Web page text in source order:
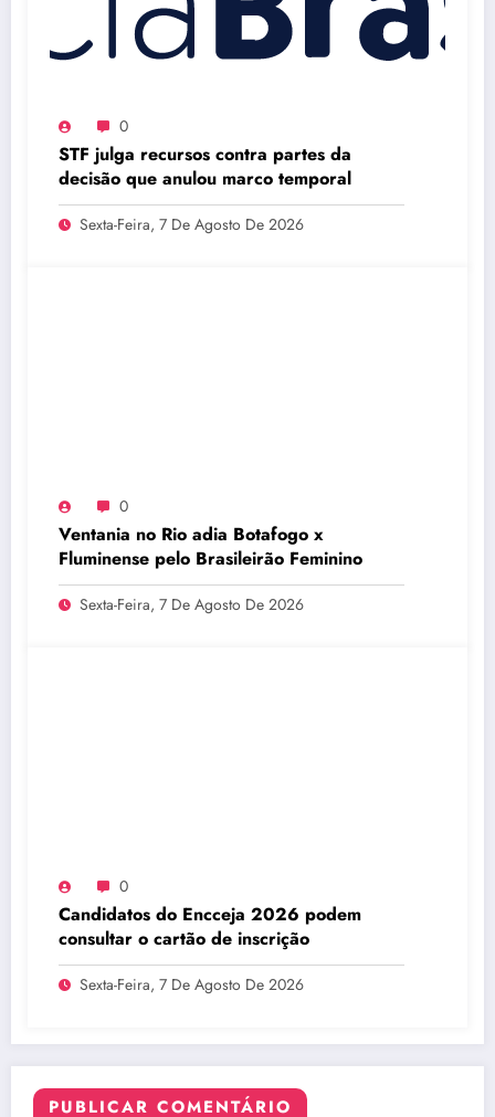
0
STF julga recursos contra partes da
decisão que anulou marco temporal
Sexta-Feira, 7 De Agosto De 2026
0
Ventania no Rio adia Botafogo x
Fluminense pelo Brasileirão Feminino
Sexta-Feira, 7 De Agosto De 2026
0
Candidatos do Encceja 2026 podem
consultar o cartão de inscrição
Sexta-Feira, 7 De Agosto De 2026
PUBLICAR COMENTÁRIO